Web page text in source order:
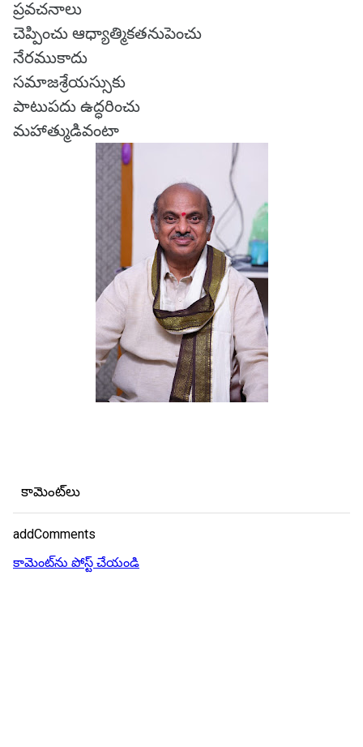
ప్రవచనాలు
చెప్పించు ఆధ్యాత్మికతనుపెంచు
నేరముకాదు
సమాజశ్రేయస్సుకు
పాటుపదు ఉద్ధరించు
మహాత్ముడివంటా
కామెంట్‌లు
addComments
కామెంట్‌ను పోస్ట్ చేయండి